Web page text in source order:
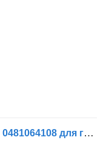
Главный тормозной кран Bosch 0481064108 для грузовика Volvo FL, FE (2005-2014)